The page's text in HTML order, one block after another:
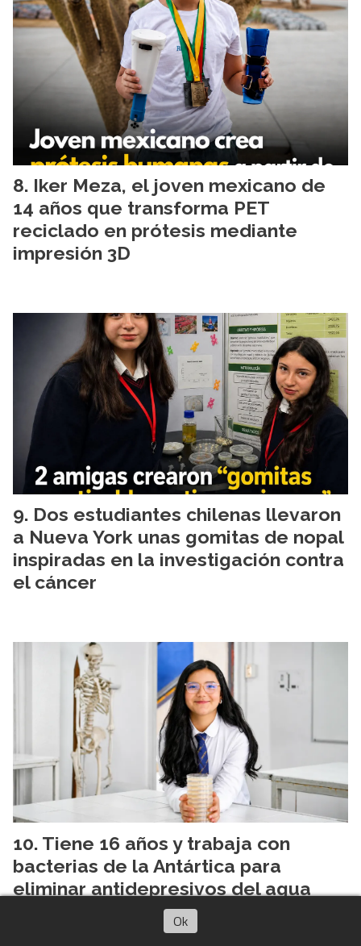
Iker Meza, el joven mexicano de
14 años que transforma PET
reciclado en prótesis mediante
impresión 3D
Dos estudiantes chilenas llevaron
a Nueva York unas gomitas de nopal
inspiradas en la investigación contra
el cáncer
Tiene 16 años y trabaja con
bacterias de la Antártica para
eliminar antidepresivos del agua
Ok